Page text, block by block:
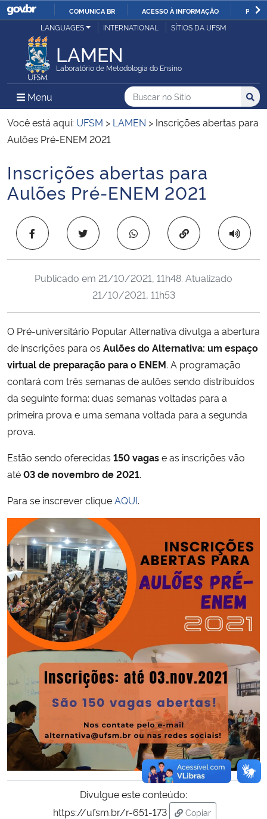
IR
COMUNICA BR ACESSO À INFORMAÇÃO
Ministério da Justiça e Segurança Pública
Ministério da Defesa
Ministério das Relações Exteriores
Ministério da Infraestrutura
Ministério da Educação
Ministério da Cidadania
Ministério da Ciência, Tecnologia, Inovações e Comunicações
Ministério do Meio Ambiente
Ministério do Turismo
Controladoria-Geral da União
Ministério da Mulher, da Família e dos Direitos Humanos
Secretaria-Geral
Secretaria de Governo
Gabinete de Segurança Institucional
Advocacia-Geral da União
Banco Central do Brasil
Planalto
LANGUAGES INTERNATIONAL SÍTIOS DA UFSM
LAMEN
Laboratório de Metodologia do Ensino
Menu Menu Principal do Sítio
Busca
Buscar no no Sítio
Busca:
Você está aqui: UFSM > LAMEN > Inscrições abertas para
Aulões Pré-ENEM 2021
Início do conteúdo
Inscrições abertas para
Aulões Pré-ENEM 2021
Copiar para área
Publicado em 21/10/2021, 11h48. Atualizado
21/10/2021, 11h53
O Pré-universitário Popular Alternativa divulga a abertura
de inscrições para os Aulões do Alternativa: um espaço
virtual de preparação para o ENEM. A programação
contará com três semanas de aulões sendo distribuídos
da seguinte forma: duas semanas voltadas para a
primeira prova e uma semana voltada para a segunda
prova.
Estão sendo oferecidas 150 vagase as inscrições vão
até03 de novembro de 2021.
Para se inscrever cliqueAQUI.
Divulgue este conteúdo:
https://ufsm.br/r-651-173
Copiar